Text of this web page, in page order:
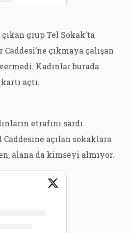
grup Tel Sokak’ta
çıkmaya çalışan
Kadınlar burada
açtı.
etrafını sardı.
açılan sokaklara
alana da kimseyi almıyor.